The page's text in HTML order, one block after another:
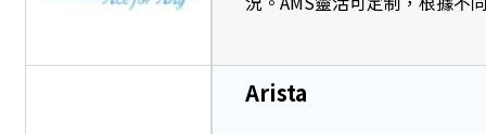
Arista